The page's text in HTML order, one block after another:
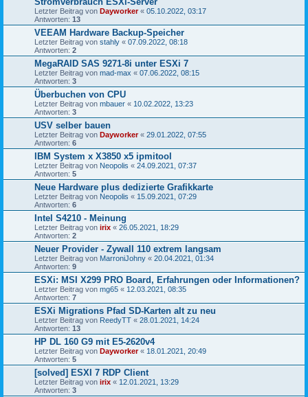
Letzter Beitrag von Dayworker« 05.10.2022, 03:17
Antworten: 13
VEEAM Hardware Backup-Speicher
Letzter Beitrag von stahly « 07.09.2022, 08:18
Antworten: 2
MegaRAID SAS 9271-8i unter ESXi 7
Letzter Beitrag von mad-max « 07.06.2022, 08:15
Antworten: 3
Überbuchen von CPU
Letzter Beitrag von mbauer « 10.02.2022, 13:23
Antworten: 3
USV selber bauen
Letzter Beitrag von Dayworker« 29.01.2022, 07:55
Antworten: 6
IBM System x X3850 x5 ipmitool
Letzter Beitrag von Neopolis « 24.09.2021, 07:37
Antworten: 5
Neue Hardware plus dedizierte Grafikkarte
Letzter Beitrag von Neopolis « 15.09.2021, 07:29
Antworten: 6
Intel S4210 - Meinung
Letzter Beitrag von irix « 26.05.2021, 18:29
Antworten: 2
Neuer Provider - Zywall 110 extrem langsam
Letzter Beitrag von MarroniJohny « 20.04.2021, 01:34
Antworten: 9
ESXi: MSI X299 PRO Board, Erfahrungen oder Informationen?
Letzter Beitrag von mg65 « 12.03.2021, 08:35
Antworten: 7
ESXi Migrations Pfad SD-Karten alt zu neu
Letzter Beitrag von ReedyTT « 28.01.2021, 14:24
Antworten: 13
HP DL 160 G9 mit E5-2620v4
Letzter Beitrag von Dayworker« 18.01.2021, 20:49
Antworten: 5
[solved] ESXI 7 RDP Client
Letzter Beitrag von irix « 12.01.2021, 13:29
Antworten: 3